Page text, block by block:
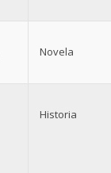
Novela
Historia